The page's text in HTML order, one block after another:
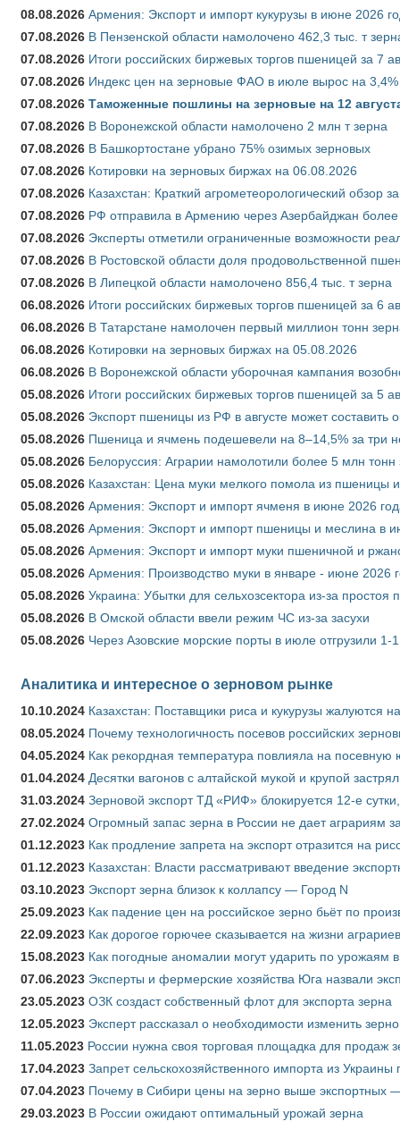
08.08.2026 Армения: Экспорт и импорт кукурузы в июне 2026
07.08.2026 В Пензенской области намолочено 462,3 тыс. т
07.08.2026 Итоги российских биржевых торгов пшеницей за 7
07.08.2026 Индекс цен на зерновые ФАО в июле вырос на 3,4%
07.08.2026 Таможенные пошлины на зерновые на 12
07.08.2026 В Воронежской области намолочено 2 млн т зерна
07.08.2026 В Башкортостане убрано 75% озимых зерновых
07.08.2026 Котировки на зерновых биржах на 06.08.2026
07.08.2026 Казахстан: Краткий агрометеорологический обзор
07.08.2026 РФ отправила в Армению через Азербайджан более
07.08.2026 Эксперты отметили ограниченные возможности
07.08.2026 В Ростовской области доля продовольственной
07.08.2026 В Липецкой области намолочено 856,4 тыс. т зерна
06.08.2026 Итоги российских биржевых торгов пшеницей за 6
06.08.2026 В Татарстане намолочен первый миллион тонн
06.08.2026 Котировки на зерновых биржах на 05.08.2026
06.08.2026 В Воронежской области уборочная кампания
05.08.2026 Итоги российских биржевых торгов пшеницей за 5
05.08.2026 Экспорт пшеницы из РФ в августе может составить
05.08.2026 Пшеница и ячмень подешевели на 8–14,5% за три
05.08.2026 Белоруссия: Аграрии намолотили более 5 млн тонн
05.08.2026 Казахстан: Цена муки мелкого помола из пшеницы
05.08.2026 Армения: Экспорт и импорт ячменя в июне 2026
05.08.2026 Армения: Экспорт и импорт пшеницы и меслина в
05.08.2026 Армения: Экспорт и импорт муки пшеничной и
05.08.2026 Армения: Производство муки в январе - июне 2026
05.08.2026 Украина: Убытки для сельхозсектора из-за простоя
05.08.2026 В Омской области ввели режим ЧС из-за засухи
05.08.2026 Через Азовские морские порты в июле отгрузили
Аналитика и интересное о зерновом рынке
10.10.2024 Казахстан: Поставщики риса и кукурузы жалуются
08.05.2024 Почему технологичность посевов российских
04.05.2024 Как рекордная температура повлияла на
01.04.2024 Десятки вагонов с алтайской мукой и крупой
31.03.2024 Зерновой экспорт ТД «РИФ» блокируется 12-е
27.02.2024 Огромный запас зерна в России не дает аграриям
01.12.2023 Как продление запрета на экспорт отразится на
01.12.2023 Казахстан: Власти рассматривают введение
03.10.2023 Экспорт зерна близок к коллапсу — Город N
25.09.2023 Как падение цен на российское зерно бьёт по
22.09.2023 Как дорогое горючее сказывается на жизни аграриев
15.08.2023 Как погодные аномалии могут ударить по урожаям
07.06.2023 Эксперты и фермерские хозяйства Юга назвали
23.05.2023 ОЗК создаст собственный флот для экспорта зерна
12.05.2023 Эксперт рассказал о необходимости изменить
11.05.2023 России нужна своя торговая площадка для продаж
17.04.2023 Запрет сельскохозяйственного импорта из
07.04.2023 Почему в Сибири цены на зерно выше экспортных
29.03.2023 В России ожидают оптимальный урожай зерна